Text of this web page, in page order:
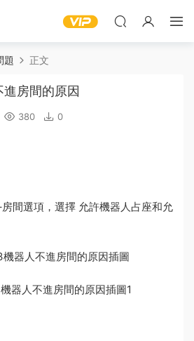
題 正文
房間的原因
380 0
間選項，選擇 允許機器人占座和允